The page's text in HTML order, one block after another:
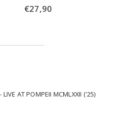
€27,90
LIVE AT POMPEII MCMLXXII ('25)